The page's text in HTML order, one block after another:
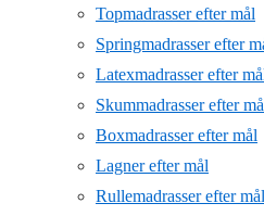
Topmadrasser efter mål
Springmadrasser efter
Latexmadrasser efter
Skummadrasser efter
Boxmadrasser efter mål
Lagner efter mål
Rullemadrasser efter mål